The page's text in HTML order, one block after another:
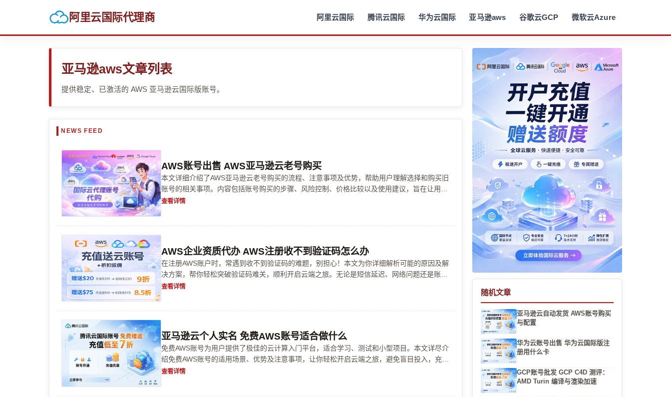
阿里云国际代理商 阿里云国际 腾讯云国际 华为云国际 亚马逊aws 谷歌云GCP 微软云Azure
亚马逊aws文章列表
提供稳定、已激活的 AWS 亚马逊云国际版账号。
AWS账号出售 AWS亚马逊云老号购买
本文详细介绍了AWS亚马逊云老号购买的流程、注意事项及优势，帮助用户理解选择和购买旧
账号的相关事项。内容包括账号购买的步骤、风险控制、价格比较以及使用建议，旨在让用户
快速掌握购买技巧，安全高效地获得所需云资源。
查看详情
AWS企业资质代办 AWS注册收不到验证码怎么办
在注册AWS账户时，常遇到收不到验证码的难题，别担心！本文为你详细解析可能的原因及解
决方案，帮你轻松突破验证码难关，顺利开启云端之旅。无论是短信延迟、网络问题还是账号
设置，只需按步骤操作，成为AWS的老司机不是梦！
查看详情
亚马逊云个人实名 免费AWS账号适合做什么
免费AWS账号为用户提供了极佳的云计算入门平台，适合学习、测试和小型项目。本文详尽介
绍免费AWS账号的适用场景、优势及注意事项，让你轻松开启云端之旅，避免盲目投入，充分
发挥免费资源的最大价值。
查看详情
随机文章
亚马逊云自动发货 AWS账号购买
与配置
华为云账号出售 华为云国际版注
册用什么卡
GCP账号批发 GCP C4D 测评：
AMD Turin 编译与渲染加速